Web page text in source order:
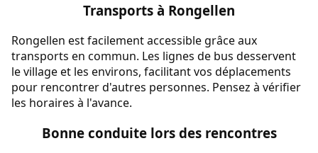
Transports à Rongellen
Rongellen est facilement accessible grâce aux
transports en commun. Les lignes de bus desservent
le village et les environs, facilitant vos déplacements
pour rencontrer d'autres personnes. Pensez à vérifier
les horaires à l'avance.
Bonne conduite lors des rencontres